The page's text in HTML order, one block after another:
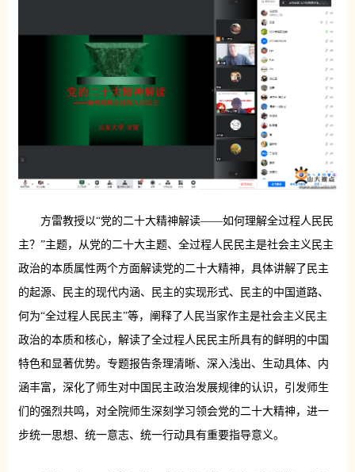
方雷教授以“党的二十大精神解读——如何理解全过程人民民
主？”主题，从党的二十大主题、全过程人民民主是社会主义民主
政治的本质属性两个方面解读党的二十大精神，具体讲解了民主
的起源、民主的现代内涵、民主的实现形式、民主的中国道路、
何为“全过程人民民主”等，阐释了人民当家作主是社会主义民主
政治的本质和核心，解读了全过程人民民主所具有的鲜明的中国
特色和显著优势。专题报告条理清晰、深入浅出、生动具体、内
涵丰富，深化了师生对中国民主政治发展规律的认识，引发师生
们的强烈共鸣，对全院师生深刻学习领会党的二十大精神，进一
步统一思想、统一意志、统一行动具有重要指导意义。